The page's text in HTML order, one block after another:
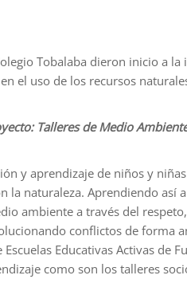
Tobalaba dieron inicio a la
el uso de los recursos
Talleres de Medio
y aprendizaje de niños y
la naturaleza. Aprendiendo así
ambiente a través del
conflictos de forma
Educativas Activas de
como son los talleres